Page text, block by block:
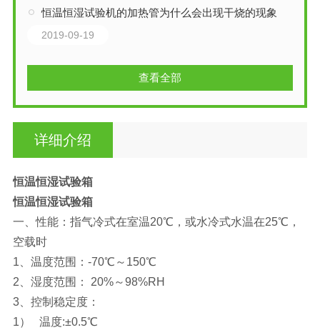
恒温恒湿试验机的加热管为什么会出现干烧的现象
2019-09-19
查看全部
详细介绍
恒温恒湿试验箱
恒温恒湿试验箱
一、性能：指气冷式在室温20℃，或水冷式水温在25℃，
空载时
1、 温度范围：-70℃～150℃
2、 湿度范围： 20%～98%RH
3、 控制稳定度：
1）
温度:±0.5℃